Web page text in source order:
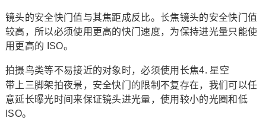
镜头的安全快门值与其焦距成反比。长焦镜头的安全快门值
较高，所以必须使用更高的快门速度，为保持进光量只能使
用更高的 ISO。
拍摄鸟类等不易接近的对象时，必须使用长焦4. 星空
带上三脚架拍夜景，安全快门的限制不复存在，我们可以任
意延长曝光时间来保证镜头进光量，使用较小的光圈和低
ISO。